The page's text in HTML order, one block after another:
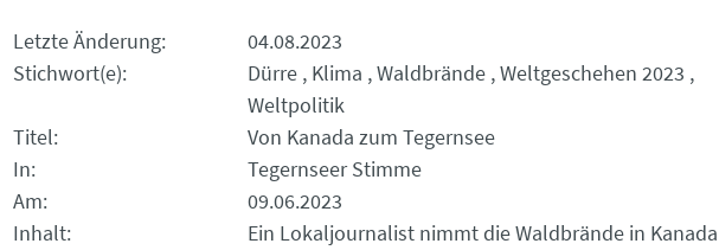
Letzte Änderung
04.08.2023
Stichwort(e)
Dürre Klima Waldbrände Weltgeschehen 2023
Weltpolitik
Titel
Von Kanada zum Tegernsee
In
Tegernseer Stimme
Am
09.06.2023
Inhalt
Ein Lokaljournalist nimmt die Waldbrände in